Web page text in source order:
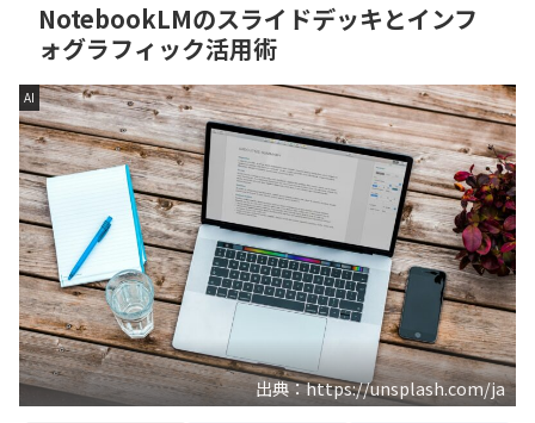
NotebookLMのスライドデッキとインフ
ォグラフィック活用術
AI
出典：https://unsplash.com/ja